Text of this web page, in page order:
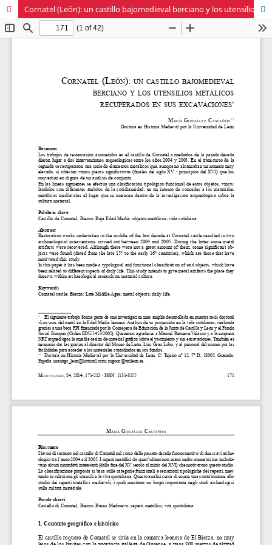
Cornatel (León): un castillo bajomedieval berciano y los utensilios metálicos recuperados en sus excavaciones